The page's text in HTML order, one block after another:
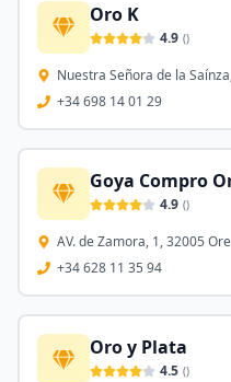
Oro K
4.9 ()
Nuestra Señora de la
+34 698 14 01 29
Goya Compro
4.9 ()
AV. de Zamora, 1, 32005
+34 628 11 35 94
Oro y Plata
4.5 ()